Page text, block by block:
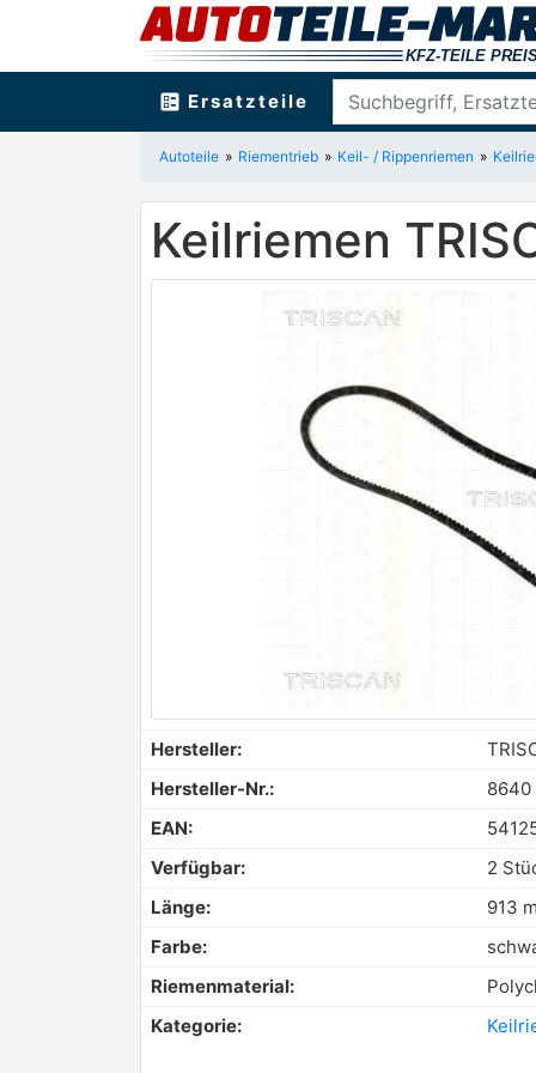
ballot Ersatzteile
Autoteile Riementrieb Keil- / Rippenriemen
Keilriemen
Hersteller:
Hersteller-Nr.:
8640
EAN:
Verfügbar:
2
Länge:
913
Farbe:
Riemenmaterial:
Kategorie: